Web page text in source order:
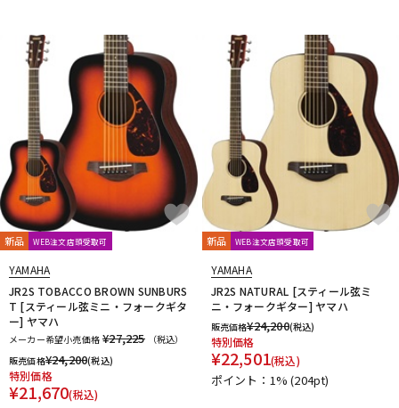
新品 WEB注文店頭受取可
YAMAHA
JR2S TOBACCO BROWN SUNBURS
T [スティール弦ミニ・フォークギタ
ー] ヤマハ
メーカー希望小売価格 ¥27,225
（税込）
販売価格¥24,200(税込)
特別価格
¥21,670(税込)
新品 WEB注文店頭受取可
YAMAHA
JR2S NATURAL [スティール弦ミ
ニ・フォークギター] ヤマハ
販売価格¥24,200(税込)
特別価格
¥22,501(税込)
ポイント：1%(204pt)